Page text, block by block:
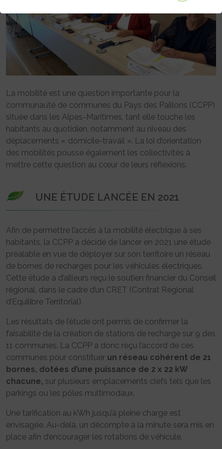
La mobilité est une question importante pour la
communauté de communes du Pays des Paillons (CCPP)
située dans les Alpes-Maritimes, tant elle touche les
habitants au quotidien, notamment au niveau des
déplacements « domicile-travail ». La loi d’orientation
des mobilités pousse également les collectivités à
mettre cette question au cœur de leurs réflexions.
UNE ÉTUDE LANCÉE EN 2021
Afin de permettre l’accès à la mobilité électrique à ses
habitants, la CCPP a décidé de lancer en 2021 une étude
préalable en vue de déployer sur son territoire un réseau
de bornes de recharges pour les véhicules électriques.
Cette étude a d’ailleurs reçu le soutien financier du Conseil
régional, dans le cadre d’un CRET (Contrat Régional
d’Equilibre Territorial).
Les résultats de l’étude ont permis de confirmer la
faisabilité de la création de stations de recharge sur 9 des
11 communes. La CCPP a donc reçu l’accord de ces
communes pour constituer un réseau cohérent de 21
bornes, dotées d’une puissance de 2 x 22 kW
chacune, sur plusieurs emplacements clefs tels que les
parkings ou les pôles multimodaux.
Une tarification au kWh jusqu’à pleine charge est
envisagée. Au-delà, un décompte à la minute sera mis en
place afin d’encourager les rotations de véhicule.